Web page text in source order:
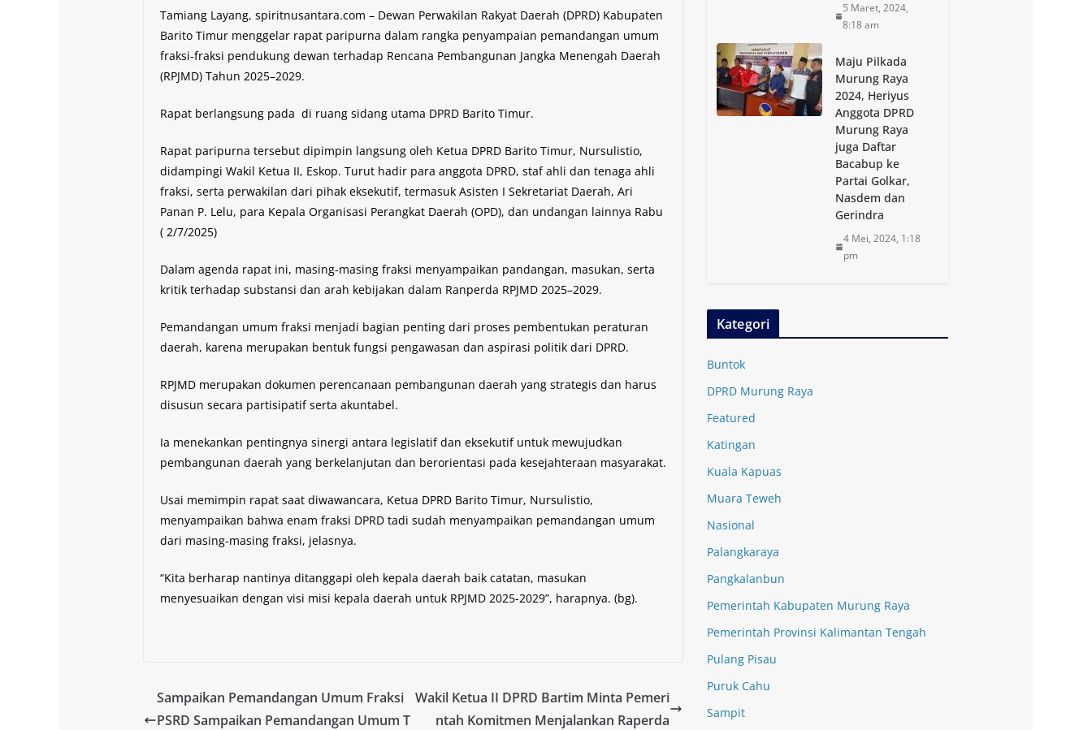
Tamiang Layang, spiritnusantara.com – Dewan Perwakilan Rakyat Daerah (DPRD) Kabupaten
Barito Timur menggelar rapat paripurna dalam rangka penyampaian pemandangan umum
fraksi-fraksi pendukung dewan terhadap Rencana Pembangunan Jangka Menengah Daerah
(RPJMD) Tahun 2025–2029.
Rapat berlangsung pada di ruang sidang utama DPRD Barito Timur.
Rapat paripurna tersebut dipimpin langsung oleh Ketua DPRD Barito Timur, Nursulistio,
didampingi Wakil Ketua II, Eskop. Turut hadir para anggota DPRD, staf ahli dan tenaga ahli
fraksi, serta perwakilan dari pihak eksekutif, termasuk Asisten I Sekretariat Daerah, Ari
Panan P. Lelu, para Kepala Organisasi Perangkat Daerah (OPD), dan undangan lainnya Rabu
( 2/7/2025)
Dalam agenda rapat ini, masing-masing fraksi menyampaikan pandangan, masukan, serta
kritik terhadap substansi dan arah kebijakan dalam Ranperda RPJMD 2025–2029.
Pemandangan umum fraksi menjadi bagian penting dari proses pembentukan peraturan
daerah, karena merupakan bentuk fungsi pengawasan dan aspirasi politik dari DPRD.
RPJMD merupakan dokumen perencanaan pembangunan daerah yang strategis dan harus
disusun secara partisipatif serta akuntabel.
Ia menekankan pentingnya sinergi antara legislatif dan eksekutif untuk mewujudkan
pembangunan daerah yang berkelanjutan dan berorientasi pada kesejahteraan masyarakat.
Usai memimpin rapat saat diwawancara, Ketua DPRD Barito Timur, Nursulistio,
menyampaikan bahwa enam fraksi DPRD tadi sudah menyampaikan pemandangan umum
dari masing-masing fraksi, jelasnya.
“Kita berharap nantinya ditanggapi oleh kepala daerah baik catatan, masukan
menyesuaikan dengan visi misi kepala daerah untuk RPJMD 2025-2029”, harapnya. (bg).
Sampaikan Pemandangan Umum Fraksi
PSRD Sampaikan Pemandangan Umum T
Wakil Ketua II DPRD Bartim Minta Pemeri
ntah Komitmen Menjalankan Raperda
5 Maret, 2024,
8:18 am
Maju Pilkada
Murung Raya
2024, Heriyus
Anggota DPRD
Murung Raya
juga Daftar
Bacabup ke
Partai Golkar,
Nasdem dan
Gerindra
4 Mei, 2024, 1:18
pm
Kategori
Buntok
DPRD Murung Raya
Featured
Katingan
Kuala Kapuas
Muara Teweh
Nasional
Palangkaraya
Pangkalanbun
Pemerintah Kabupaten Murung Raya
Pemerintah Provinsi Kalimantan Tengah
Pulang Pisau
Puruk Cahu
Sampit